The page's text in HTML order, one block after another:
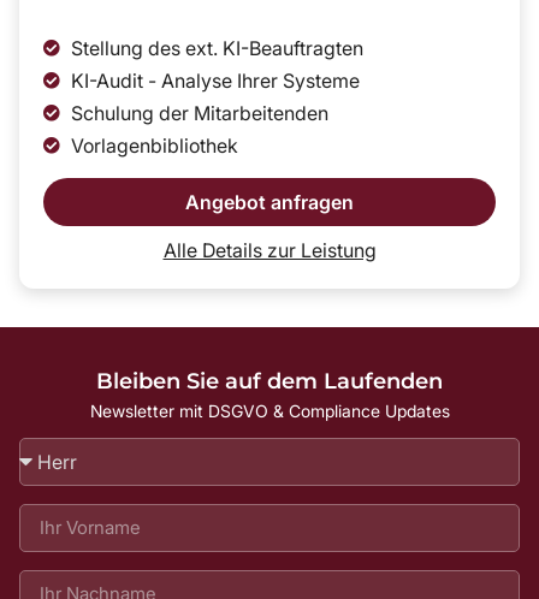
Stellung des ext. KI-Beauftragten
KI-Audit - Analyse Ihrer Systeme
Schulung der Mitarbeitenden
Vorlagenbibliothek
Angebot anfragen
Alle Details zur Leistung
Bleiben Sie auf dem Laufenden
Newsletter mit DSGVO & Compliance Updates